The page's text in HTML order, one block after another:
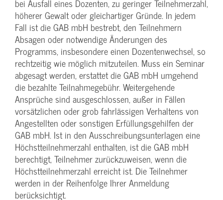
bei Ausfall eines Dozenten, zu geringer Teilnehmerzahl,
höherer Gewalt oder gleichartiger Gründe. In jedem
Fall ist die GAB mbH bestrebt, den Teilnehmern
Absagen oder notwendige Änderungen des
Programms, insbesondere einen Dozentenwechsel, so
rechtzeitig wie möglich mitzuteilen. Muss ein Seminar
abgesagt werden, erstattet die GAB mbH umgehend
die bezahlte Teilnahmegebühr. Weitergehende
Ansprüche sind ausgeschlossen, außer in Fällen
vorsätzlichen oder grob fahrlässigen Verhaltens von
Angestellten oder sonstigen Erfüllungsgehilfen der
GAB mbH. Ist in den Ausschreibungsunterlagen eine
Höchstteilnehmerzahl enthalten, ist die GAB mbH
berechtigt, Teilnehmer zurückzuweisen, wenn die
Höchstteilnehmerzahl erreicht ist. Die Teilnehmer
werden in der Reihenfolge Ihrer Anmeldung
berücksichtigt.